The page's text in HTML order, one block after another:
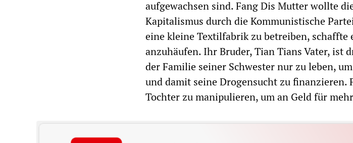
aufgewachsen sind. Fang Dis Mutter wollte
Kapitalismus durch die Kommunistische
eine kleine Textilfabrik zu betreiben, schaffte
anzuhäufen. Ihr Bruder, Tian Tians Vater, ist
der Familie seiner Schwester nur zu leben,
und damit seine Drogensucht zu finanzieren.
Tochter zu manipulieren, um an Geld für